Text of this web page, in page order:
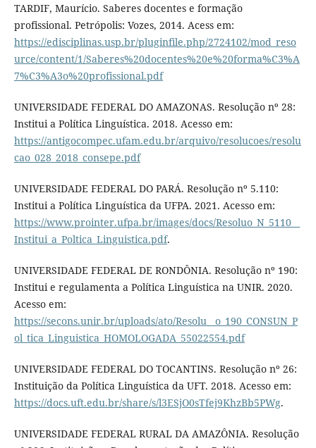
TARDIF, Maurício. Saberes docentes e formação
profissional. Petrópolis: Vozes, 2014. Acess em:
https://edisciplinas.usp.br/pluginfile.php/2724102/mod_reso
urce/content/1/Saberes%20docentes%20e%20forma%C3%A
7%C3%A3o%20profissional.pdf
UNIVERSIDADE FEDERAL DO AMAZONAS. Resolução nº 28:
Institui a Política Linguística. 2018. Acesso em:
https://antigocompec.ufam.edu.br/arquivo/resolucoes/resolu
cao_028_2018_consepe.pdf
UNIVERSIDADE FEDERAL DO PARÁ. Resolução nº 5.110:
Institui a Política Linguística da UFPA. 2021. Acesso em:
https://www.prointer.ufpa.br/images/docs/Resoluo_N_5110__
Institui_a_Poltica_Linguistica.pdf.
UNIVERSIDADE FEDERAL DE RONDÔNIA. Resolução nº 190:
Institui e regulamenta a Política Linguística na UNIR. 2020.
Acesso em:
https://secons.unir.br/uploads/ato/Resolu__o_190_CONSUN_P
ol_tica_Linguistica_HOMOLOGADA_55022554.pdf
UNIVERSIDADE FEDERAL DO TOCANTINS. Resolução nº 26:
Instituição da Política Linguística da UFT. 2018. Acesso em:
https://docs.uft.edu.br/share/s/l3ESjO0sTfej9KhzBb5PWg.
UNIVERSIDADE FEDERAL RURAL DA AMAZÔNIA. Resolução